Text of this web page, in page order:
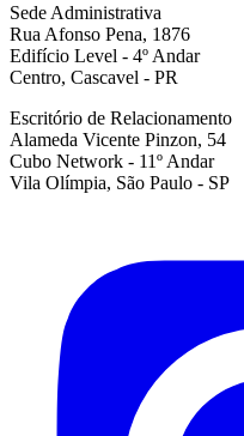
Sede Administrativa
Rua Afonso Pena, 1876
Edifício Level - 4º Andar
Centro, Cascavel - PR
Escritório de Relacionamento
Alameda Vicente Pinzon, 54
Cubo Network - 11º Andar
Vila Olímpia, São Paulo - SP